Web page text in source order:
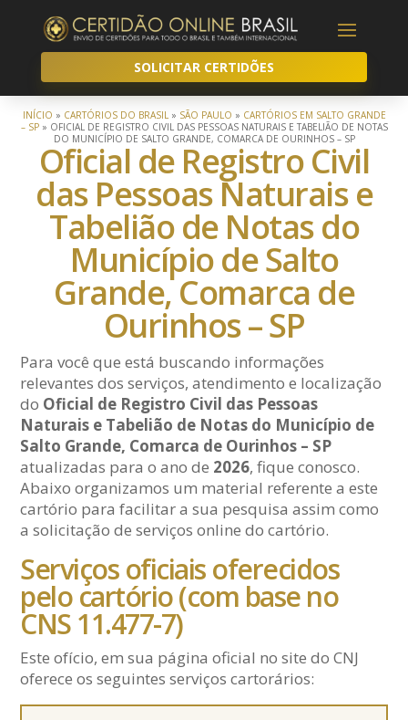
SOLICITAR CERTIDÕES
INÍCIO » CARTÓRIOS DO BRASIL» SÃO PAULO » CARTÓRIOS EM SALTO GRANDE
– SP» OFICIAL DE REGISTRO CIVIL DAS PESSOAS NATURAIS E TABELIÃO DE NOTAS
DO MUNICÍPIO DE SALTO GRANDE, COMARCA DE OURINHOS – SP
Oficial de Registro Civil
das Pessoas Naturais e
Tabelião de Notas do
Município de Salto
Grande, Comarca de
Ourinhos – SP
Para você que está buscando informações
relevantes dos serviços, atendimento e localização
do Oficial de Registro Civil das Pessoas
Naturais e Tabelião de Notas do Município de
Salto Grande, Comarca de Ourinhos – SP
atualizadas para o ano de 2026, fique conosco.
Abaixo organizamos um material referente a este
cartório para facilitar a sua pesquisa assim como
a solicitação de serviços online do cartório.
Serviços oficiais oferecidos
pelo cartório (com base no
CNS 11.477-7)
Este ofício, em sua página oficial no site do CNJ
oferece os seguintes serviços cartorários: